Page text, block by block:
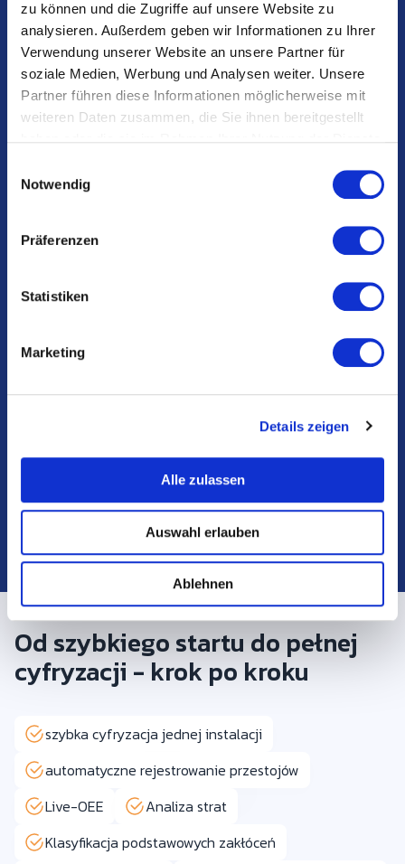
zu können und die Zugriffe auf unsere Website zu
analysieren. Außerdem geben wir Informationen zu Ihrer
Verwendung unserer Website an unsere Partner für
soziale Medien, Werbung und Analysen weiter. Unsere
Partner führen diese Informationen möglicherweise mit
weiteren Daten zusammen, die Sie ihnen bereitgestellt
Notwendig
Präferenzen
Statistiken
Marketing
Details zeigen
Alle zulassen
Auswahl erlauben
Ablehnen
Produktywny w kilka godzin - całkowicie bez zależności IT
Kontrola kosztów dzięki skalowalnemu modelowi cenowemu
Przyszłościowe: modułowo rozszerzalne według Twoich
symestic pokazuje, co się naprawdę
Doświadcz różnicy!
Zacznij teraz za darmo
Od szybkiego startu do pełnej
cyfryzacji - krok po kroku
szybka cyfryzacja jednej instalacji
automatyczne rejestrowanie przestojów
Live-OEE
Analiza strat
Klasyfikacja podstawowych zakłóceń